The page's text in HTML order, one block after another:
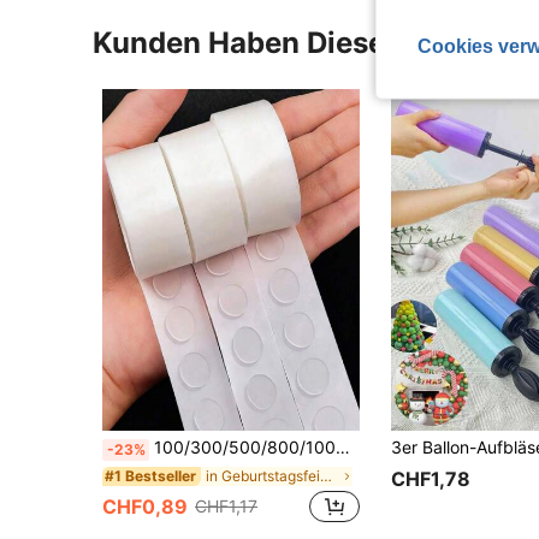
Kunden Haben Diese Artikel
-23% 100/300/500/800/1000 Stücke transparente Ballon Klebepunkte (100 Stücke runde Klebepunkte/Rolle), abnehmbares doppelseitiges Klebeband, geeignet für Feiertage, Hochzeiten und Partydekoration
#1 Bestseller in Geburtstagsfeier Ballon-Zubehör
CHF0,89 CHF1,17
CHF1,78
Cookies